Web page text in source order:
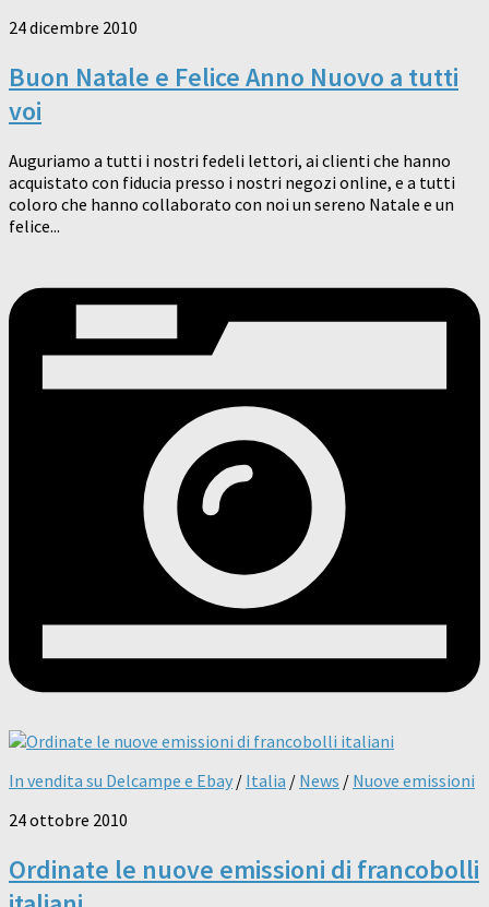
24 dicembre 2010
Buon Natale e Felice Anno Nuovo a tutti
voi
Auguriamo a tutti i nostri fedeli lettori, ai clienti che hanno
acquistato con fiducia presso i nostri negozi online, e a tutti
coloro che hanno collaborato con noi un sereno Natale e un
felice...
In vendita su Delcampe e Ebay / Italia / News / Nuove emissioni
24 ottobre 2010
Ordinate le nuove emissioni di francobolli